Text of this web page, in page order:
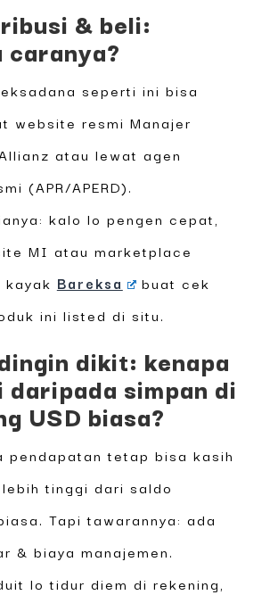
& beli:
caranya?
seperti ini bisa
website resmi Manajer
atau lewat agen
(APR/APERD).
kalo lo pengen cepat,
MI atau marketplace
kayak Bareksa
buat cek
ini listed di situ.
dikit: kenapa
daripada simpan di
USD biasa?
pendapatan tetap bisa kasih
tinggi dari saldo
Tapi tawarannya: ada
& biaya manajemen.
lo tidur diem di rekening,